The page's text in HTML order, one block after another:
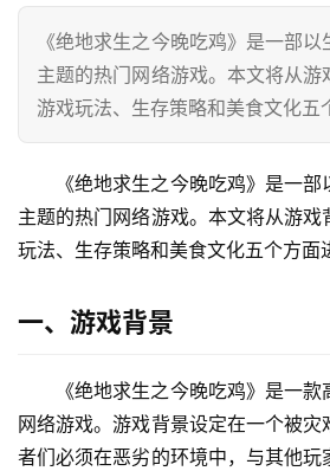
《绝地求生之今晚吃鸡》是一部
主题的热门网络游戏。本文将从游
游戏玩法、生存策略和美食文化五
《绝地求生之今晚吃鸡》是一
主题的热门网络游戏。本文将从游
玩法、生存策略和美食文化五个方面
一、游戏背景
《绝地求生之今晚吃鸡》是一
网络游戏。游戏背景设定在一个被
者们必须在恶劣的环境中，与其他玩